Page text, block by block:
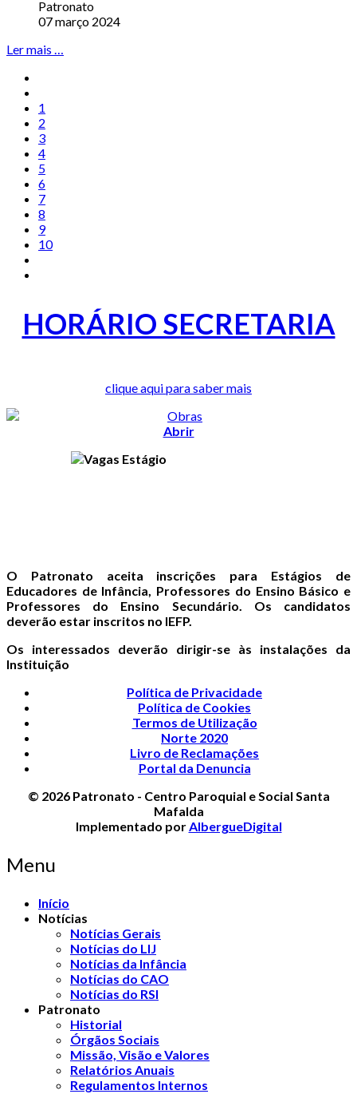
Patronato
07 março 2024
Ler mais …
1
2
3
4
5
6
7
8
9
10
HORÁRIO SECRETARIA
clique aqui para saber mais
Abrir
O Patronato aceita inscrições para Estágios de
Educadores de Infância, Professores do Ensino Básico e
Professores do Ensino Secundário. Os candidatos
deverão estar inscritos no IEFP.
Os interessados deverão dirigir-se às instalações da
Instituição
Política de Privacidade
Política de Cookies
Termos de Utilização
Norte 2020
Livro de Reclamações
Portal da Denuncia
© 2026 Patronato - Centro Paroquial e Social Santa
Mafalda
Implementado por AlbergueDigital
Menu
Início
Notícias
Notícias Gerais
Notícias do LIJ
Notícias da Infância
Notícias do CAO
Notícias do RSI
Patronato
Historial
Órgãos Sociais
Missão, Visão e Valores
Relatórios Anuais
Regulamentos Internos